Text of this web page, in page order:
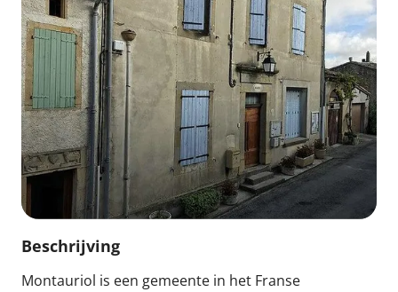
Beschrijving
Montauriol is een gemeente in het Franse